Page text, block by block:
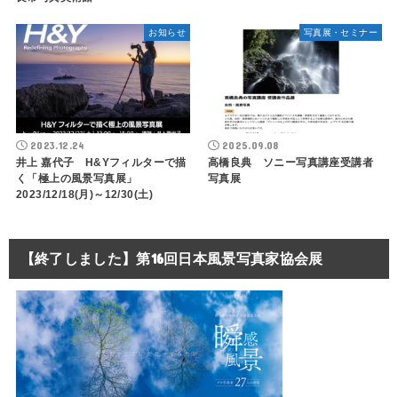
お知らせ
2023.12.24
井上 嘉代子 H&Yフィルターで描
く「極上の風景写真展」
2023/12/18(月)～12/30(土)
写真展・セミナー
2025.09.08
高橋良典 ソニー写真講座受講者
写真展
【終了しました】第16回日本風景写真家協会展